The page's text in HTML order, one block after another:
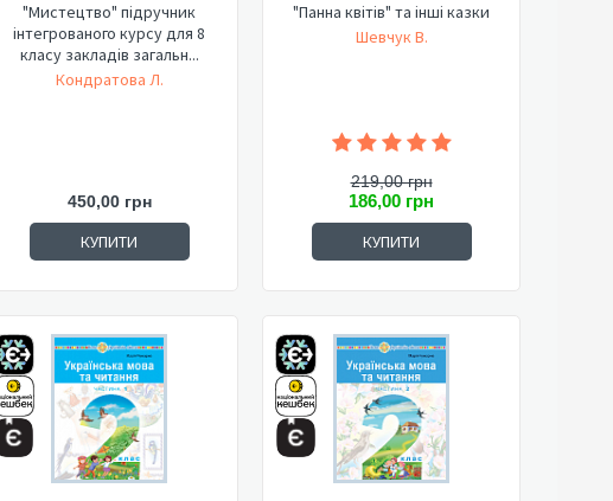
"Мистецтво" підручник
інтегрованого курсу для 8
класу закладів загальн...
Кондратова Л.
450,00 грн
КУПИТИ
"Панна квітів" та інші казки
Шевчук В.
219,00 грн
186,00 грн
КУПИТИ